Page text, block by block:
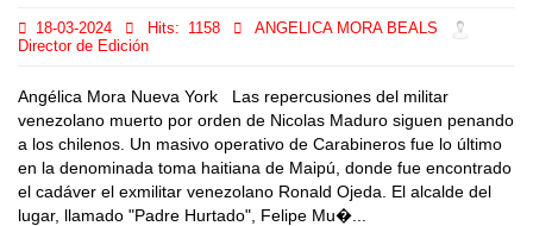
18-03-2024 Hits: 1158
ANGELICA MORA BEALS
Director de Edición
Angélica Mora Nueva York Las repercusiones del militar
venezolano muerto por orden de Nicolas Maduro siguen penando
a los chilenos. Un masivo operativo de Carabineros fue lo último
en la denominada toma haitiana de Maipú, donde fue encontrado
el cadáver el exmilitar venezolano Ronald Ojeda. El alcalde del
lugar, llamado "Padre Hurtado", Felipe Mu�...